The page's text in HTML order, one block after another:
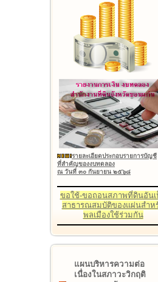
รายละเอียดประกอบรายการบัญชี
ที่สำคัญของงบทดลอง
ณ วันที่ ๓๐ กันยายน ๒๕๖๘
ขอใช้-ขอถอนสภาพที่ดินอันเ
สาธารณสมบัติของแผ่นสำห
พลเมืองใช้ร่วมกัน
แผนบริหารความต่อ
เนื่องในสภาวะวิกฤติ